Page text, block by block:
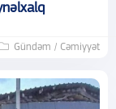
Gündəm / Cəmiyyət